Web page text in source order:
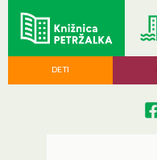
DETI